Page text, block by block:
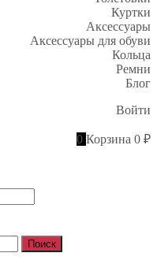
Куртки
Аксессуары
Аксессуары для обуви
Кольца
Ремни
Блог
Войти
0 Корзина 0 ₽
Поиск